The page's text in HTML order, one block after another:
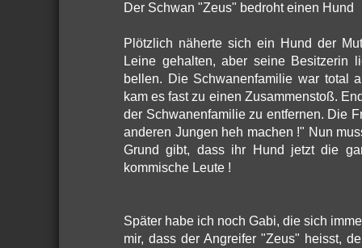
Der Schwan "Zeus" bedroht einen Hund
Plötzlich näherte sich ein Hund der
Leine gehalten, aber seine
bellen. Die Schwanenfamilie war total
kam es fast zu einen Zusammenstoß.
der Schwanenfamilie zu entfernen. Die
anderen Jungen heh machen !" Nun
Grund gibt, dass ihr Hund jetzt die
kommische Leute !
Später habe ich noch Gabi, die sich
mir, dass der Angreifer "Zeus" heisst,